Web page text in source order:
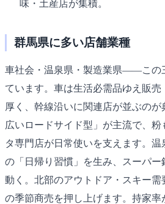
味・土産店が集積。
群馬県に多い店舗業種
車社会・温泉県・製造業県――この
ています。車は生活必需品ゆえ販
厚く、幹線沿いに関連店が並ぶの
広いロードサイド型」が主流で、
タ専門店が日常使いを支えます。
の「日帰り習慣」を生み、スーパー
動く。北部のアウトドア・スキー
の季節商売を押し上げます。持家